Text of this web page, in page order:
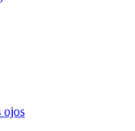
ojos